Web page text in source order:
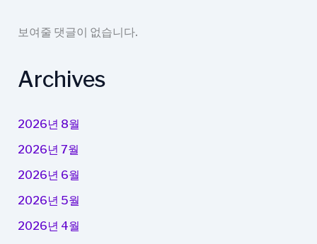
보여줄 댓글이 없습니다.
Archives
2026년 8월
2026년 7월
2026년 6월
2026년 5월
2026년 4월